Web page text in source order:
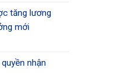
tăng lương
mới
nhận